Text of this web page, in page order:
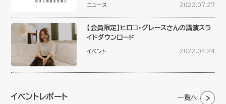
ニュース 2022.07.27
【会員限定】ヒロコ・グレースさんの講演スラ
イドダウンロード
イベント 2022.04.24
イベントレポート 一覧へ